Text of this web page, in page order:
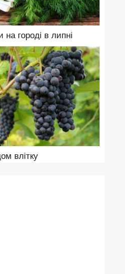
городі в липні
влітку